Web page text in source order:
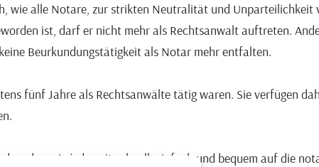
wie alle Notare, zur strikten Neutralität und Unparteilichkeit
ist, darf er nicht mehr als Rechtsanwalt auftreten.
Beurkundungstätigkeit als Notar mehr entfalten.
fünf Jahre als Rechtsanwälte tätig waren. Sie verfügen
dass sie jederzeit schnell, einfach und bequem auf die